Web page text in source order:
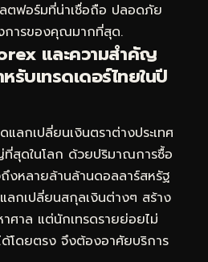
ตฟอร์มที่น่าเชื่อถือ ปลอดภัย
การของคุณมากที่สุด.
และความสำคัญ
รับเทรดเดอร์ไทยในปี
ลกเปลี่ยนเงินตราต่างประเทศ
ที่สุดในโลก ด้วยปริมาณการซื้อ
งหลายล้านล้านดอลลาร์สหรัฐ
ลกเปลี่ยนสกุลเงินต่างๆ สร้าง
าศาล แต่นักเทรดรายย่อยไม่
ด้โดยตรง จึงต้องอาศัยบริการ